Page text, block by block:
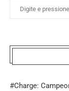
#Charge: